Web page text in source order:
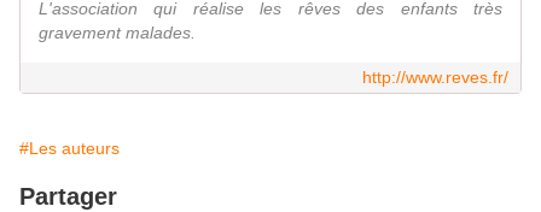
L'association qui réalise les rêves des enfants très
gravement malades.
http://www.reves.fr/
#Les auteurs
Partager